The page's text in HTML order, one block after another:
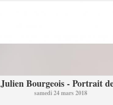
Julien Bourgeois - Portrait
samedi 24 mars 2018